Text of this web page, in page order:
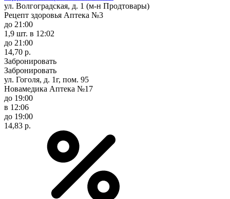
ул. Волгоградская, д. 1 (м-н Продтовары)
Рецепт здоровья Аптека №3
до 21:00
1,9 шт. в 12:02
до 21:00
14,70 р.
Забронировать
Забронировать
ул. Гоголя, д. 1г, пом. 95
Новамедика Аптека №17
до 19:00
в 12:06
до 19:00
14,83 р.